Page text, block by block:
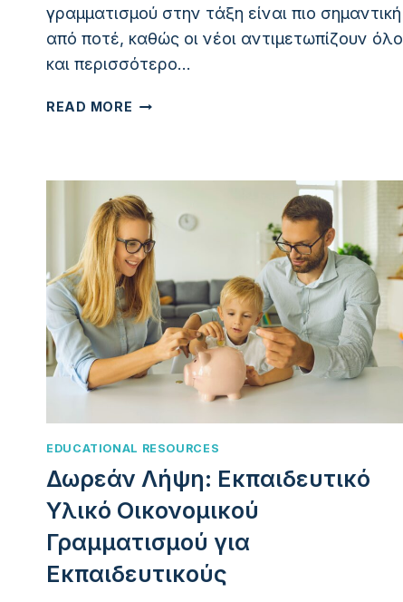
γραμματισμού στην τάξη είναι πιο σημαντική
από ποτέ, καθώς οι νέοι αντιμετωπίζουν όλο
και περισσότερο…
READ MORE ΟΔΗΓΌΣ
ΤΗ
ΔΙΔΑΣΚΑΛΊΑ
ΤΟΥ
ΧΡΗΜΑΤΟΟΙΚΟΝΟΜΙΚΟΎ
ΓΡΑΜΜΑΤΙΣΜΟΎ
ΣΤΗΝ
ΤΆΞΗ
EDUCATIONAL RESOURCES
Δωρεάν Λήψη: Εκπαιδευτικό
Υλικό Οικονομικού
Γραμματισμού για
Εκπαιδευτικούς